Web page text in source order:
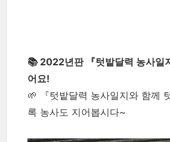
📚 2022년판 『텃밭달력 농사일
어요!
🌱 『텃밭달력 농사일지와 함께
록 농사도 지어봅시다~